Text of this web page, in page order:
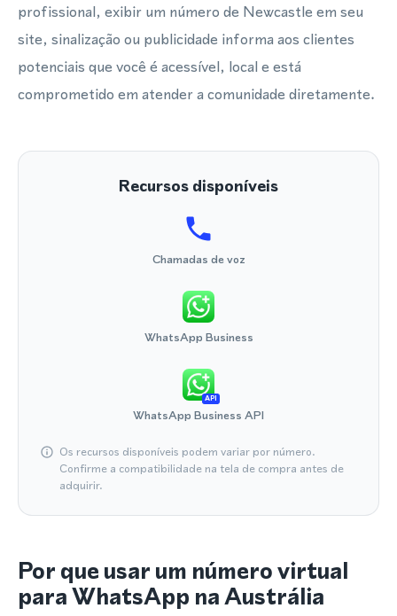
profissional, exibir um número de Newcastle em seu
site, sinalização ou publicidade informa aos clientes
potenciais que você é acessível, local e está
comprometido em atender a comunidade diretamente.
Recursos disponíveis
Chamadas de voz
WhatsApp Business
API
WhatsApp Business API
Os recursos disponíveis podem variar por número.
Confirme a compatibilidade na tela de compra antes de
adquirir.
Por que usar um número virtual
para WhatsApp na Austrália